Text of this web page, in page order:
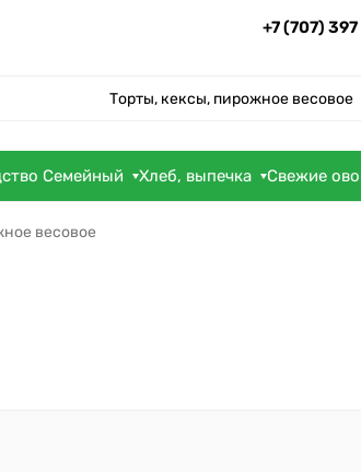
+7 (707)
Торты, кексы, пирожное весовое
Семейный Хлеб, выпечка Свежие
весовое